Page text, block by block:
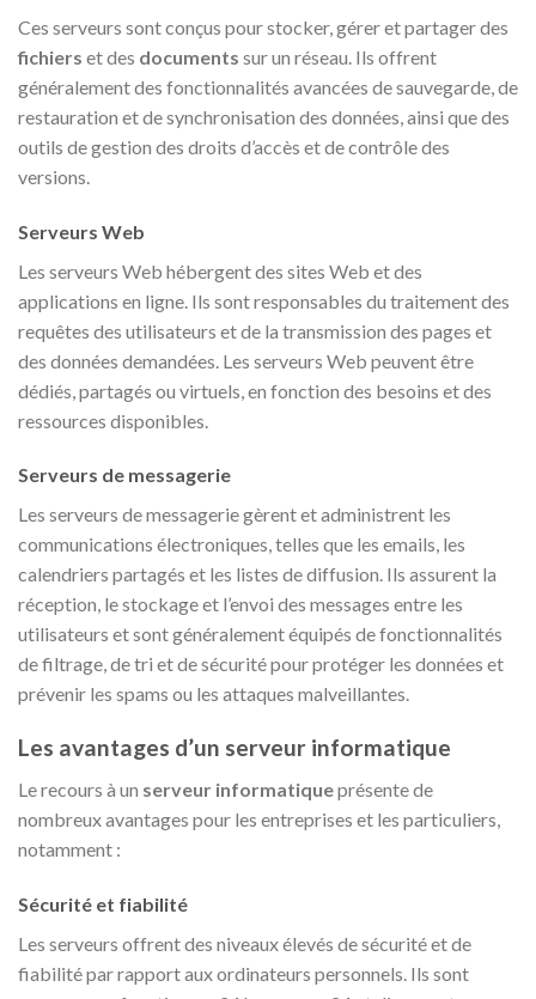
Ces serveurs sont conçus pour stocker, gérer et partager des
fichiers et des documents sur un réseau. Ils offrent
généralement des fonctionnalités avancées de sauvegarde, de
restauration et de synchronisation des données, ainsi que des
outils de gestion des droits d’accès et de contrôle des
versions.
Serveurs Web
Les serveurs Web hébergent des sites Web et des
applications en ligne. Ils sont responsables du traitement des
requêtes des utilisateurs et de la transmission des pages et
des données demandées. Les serveurs Web peuvent être
dédiés, partagés ou virtuels, en fonction des besoins et des
ressources disponibles.
Serveurs de messagerie
Les serveurs de messagerie gèrent et administrent les
communications électroniques, telles que les emails, les
calendriers partagés et les listes de diffusion. Ils assurent la
réception, le stockage et l’envoi des messages entre les
utilisateurs et sont généralement équipés de fonctionnalités
de filtrage, de tri et de sécurité pour protéger les données et
prévenir les spams ou les attaques malveillantes.
Les avantages d’un serveur informatique
Le recours à un serveur informatiqueprésente de
nombreux avantages pour les entreprises et les particuliers,
notamment :
Sécurité et fiabilité
Les serveurs offrent des niveaux élevés de sécurité et de
fiabilité par rapport aux ordinateurs personnels. Ils sont